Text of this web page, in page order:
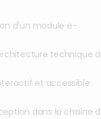
d'un module e-
technique
et accessible
dans la chaîne